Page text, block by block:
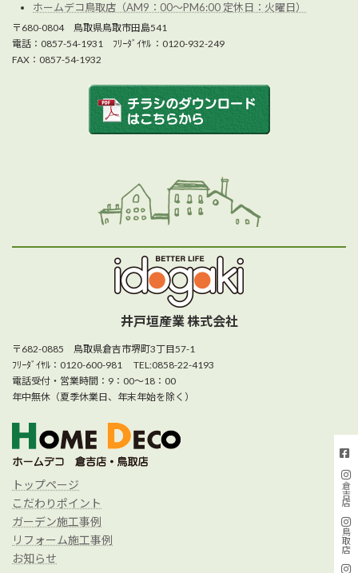
ホームデコ鳥取店（AM9：00～PM6:00 定休日：火曜日）
〒680-0804 鳥取県鳥取市田島541
電話：0857-54-1931 ﾌﾘｰﾀﾞｲﾔﾙ ：0120-932-249
FAX：0857-54-1932
井戸垣産業 株式会社
〒682-0885 鳥取県倉吉市堺町3丁目57-1
ﾌﾘｰﾀﾞｲﾔﾙ：0120-600-981 TEL:0858-22-4193
電話受付・営業時間：9：00～18：00
年中無休（夏季休業日、年末年始を除く）
トップページ
こだわりポイント
ガーデン施工事例
リフォーム施工事例
お知らせ
倉吉店
鳥取店